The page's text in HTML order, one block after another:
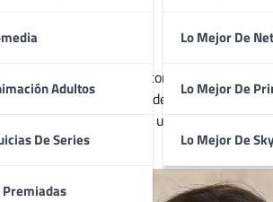
Adultos
De Series
Lo Mejor De
Lo Mejor De
Lo Mejor De
de su generación, conocida por sus
incluye tanto cine independiente como
Portman también es una activista